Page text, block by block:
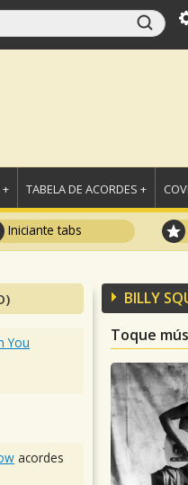
+ TABELA DE ACORDES +
Iniciante tabs
BILLY
Toque
You
acordes